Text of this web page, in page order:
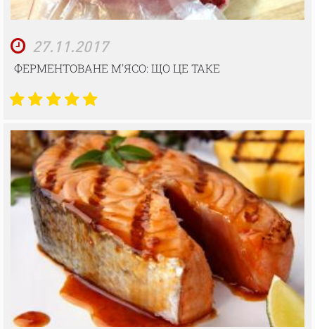
27.11.2017
ФЕРМЕНТОВАНЕ М'ЯСО: ЩО ЦЕ ТАКЕ